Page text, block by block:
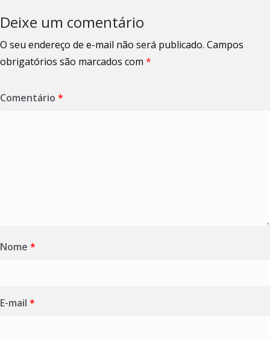
Deixe um comentário
O seu endereço de e-mail não será publicado. Campos
obrigatórios são marcados com *
Comentário *
Nome *
E-mail *